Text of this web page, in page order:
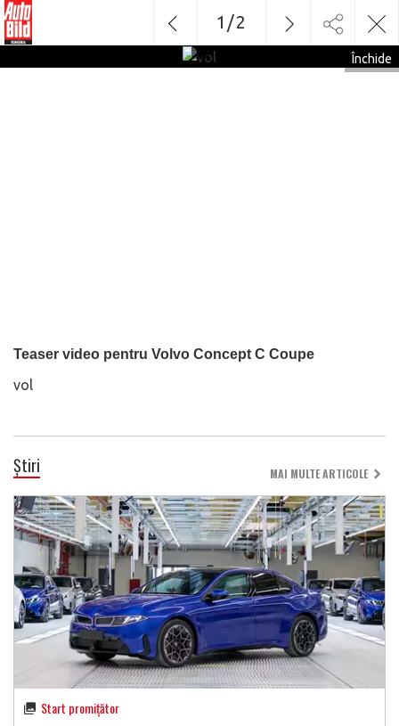
Teaser video pentru Volvo Concept C Coupe
vol
Închide
1 /2
Știri MAI MULTE ARTICOLE
Start promițător